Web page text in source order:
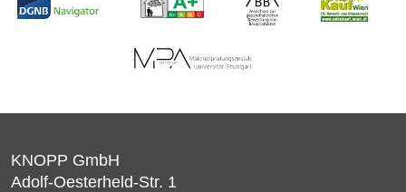
KNOPP GmbH
Adolf-Oesterheld-Str. 1